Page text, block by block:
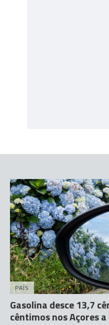
PAÍS
Gasolina desce 13,7
cêntimos nos Açores